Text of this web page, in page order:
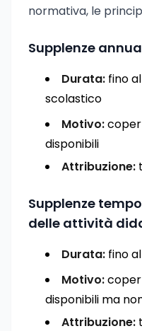
normativa, le
Supplenze
Durata: fino
scolastico
Motivo:
disponibili
Attribuzione:
Supplenze
delle attività
Durata: fino
Motivo:
disponibili ma
Attribuzione: